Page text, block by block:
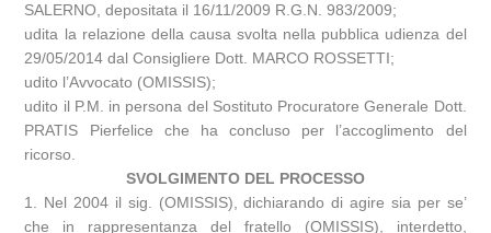
SALERNO, depositata il 16/11/2009 R.G.N. 983/2009;
udita la relazione della causa svolta nella pubblica udienza del
29/05/2014 dal Consigliere Dott. MARCO ROSSETTI;
udito l’Avvocato (OMISSIS);
udito il P.M. in persona del Sostituto Procuratore Generale Dott.
PRATIS Pierfelice che ha concluso per l’accoglimento del
ricorso.
SVOLGIMENTO DEL PROCESSO
1. Nel 2004 il sig. (OMISSIS), dichiarando di agire sia per se’
che in rappresentanza del fratello (OMISSIS), interdetto,